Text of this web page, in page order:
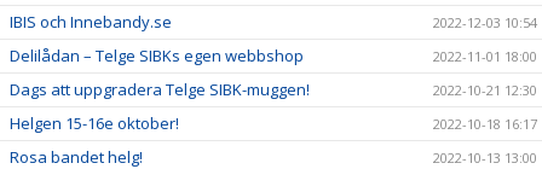
IBIS och Innebandy.se 2022-12-03 10:54
Delilådan – Telge SIBKs egen webbshop 2022-11-01 18:00
Dags att uppgradera Telge SIBK-muggen! 2022-10-21 12:30
Helgen 15-16e oktober! 2022-10-18 16:17
Rosa bandet helg! 2022-10-13 13:00